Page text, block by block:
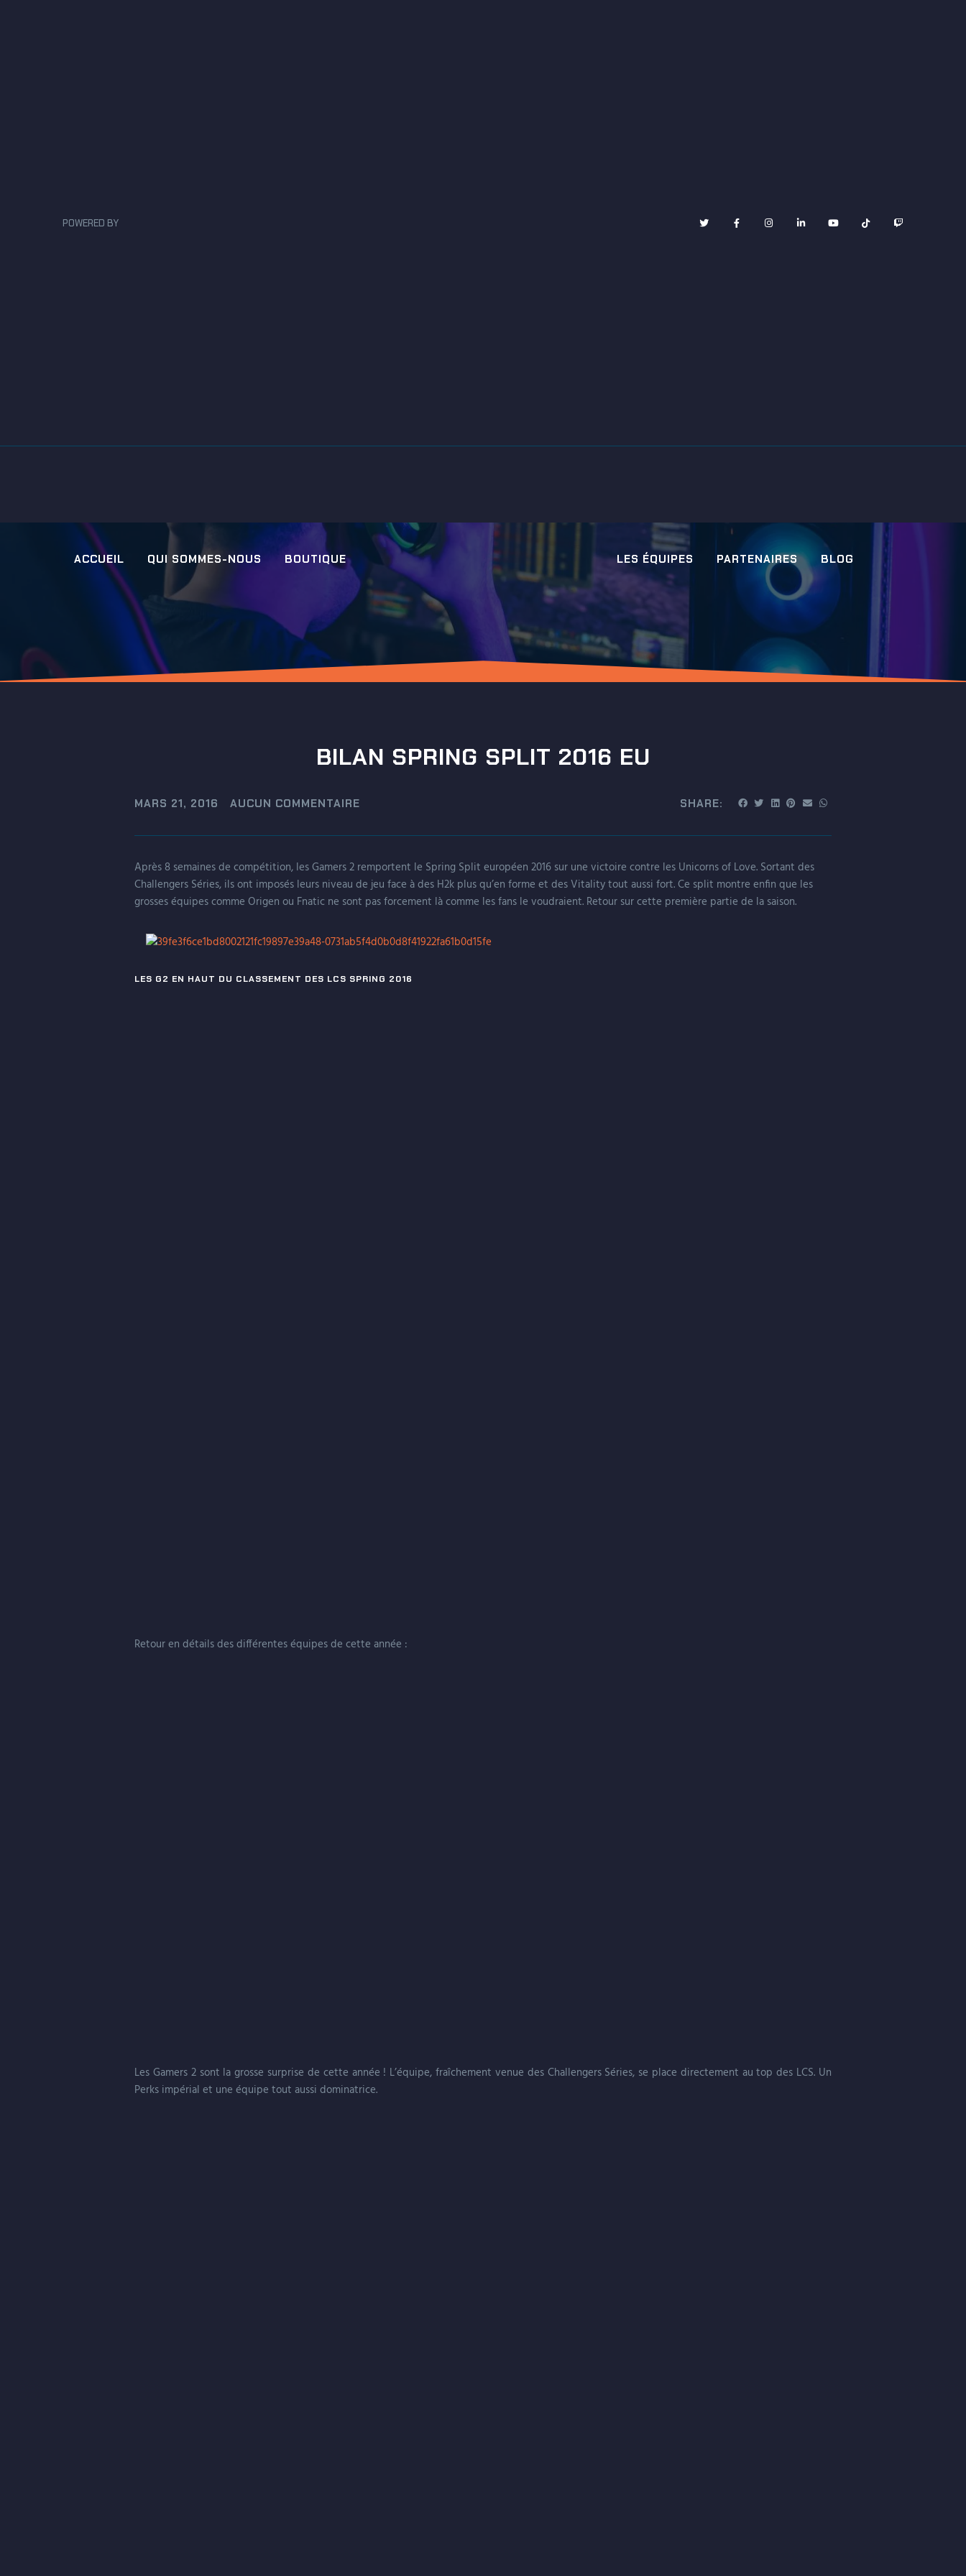
POWERED BY
ACCUEIL QUI SOMMES-NOUS BOUTIQUE LES ÉQUIPES PARTENAIRES BLOG
BILAN SPRING SPLIT 2016 EU
MARS 21, 2016 AUCUN COMMENTAIRE SHARE:
Après 8 semaines de compétition, les Gamers 2 remportent le Spring Split européen 2016 sur une victoire contre les Unicorns of Love. Sortant des
Challengers Séries, ils ont imposés leurs niveau de jeu face à des H2k plus qu’en forme et des Vitality tout aussi fort. Ce split montre enfin que les
grosses équipes comme Origen ou Fnatic ne sont pas forcement là comme les fans le voudraient. Retour sur cette première partie de la saison.
LES G2 EN HAUT DU CLASSEMENT DES LCS SPRING 2016
Retour en détails des différentes équipes de cette année :
Les Gamers 2 sont la grosse surprise de cette année ! L’équipe, fraîchement venue des Challengers Séries, se place directement au top des LCS. Un
Perks impérial et une équipe tout aussi dominatrice.